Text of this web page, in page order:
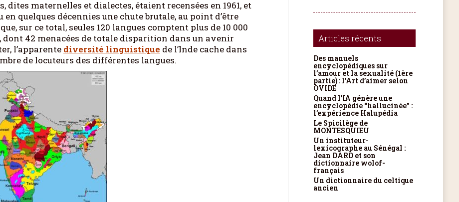
dites maternelles et dialectes, étaient recensées en 1961, et
en quelques décennies une chute brutale, au point d’être
sur ce total, seules 120 langues comptent plus de 10 000
dont 42 menacées de totale disparition dans un avenir
l’apparente diversité linguistique de l’Inde cache dans
de locuteurs des différentes langues.
Articles récents
Des manuels
encyclopédiques sur
l’amour et la sexualité (1ère
partie) : l’Art d’aimer selon
OVIDE
Quand l’IA génère une
encyclopédie “hallucinée” :
l’expérience Halupédia
Le Spicilège de
MONTESQUIEU
Un instituteur-
lexicographe au Sénégal :
Jean DARD et son
dictionnaire wolof-
français
Un dictionnaire du celtique
ancien